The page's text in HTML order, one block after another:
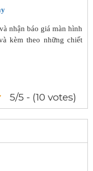
nhận báo giá màn hình
kèm theo những chiết
5/5 - (10 votes)